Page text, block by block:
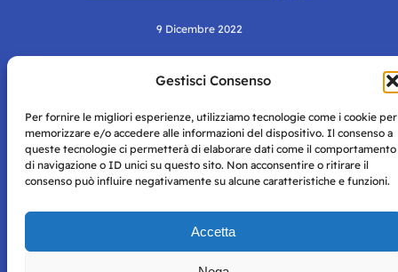
Gestisci Consenso
Per fornire le migliori esperienze, utilizziamo tecnologie come i cookie per
memorizzare e/o accedere alle informazioni del dispositivo. Il consenso a
queste tecnologie ci permetterà di elaborare dati come il comportamento
di navigazione o ID unici su questo sito. Non acconsentire o ritirare il
consenso può influire negativamente su alcune caratteristiche e funzioni.
Accetta
9 Dicembre 2022
Napoli con autorizzazione numero 38 del 25/9/2019.
Tutte le immagini e i contenuti su questo sito sono forniti